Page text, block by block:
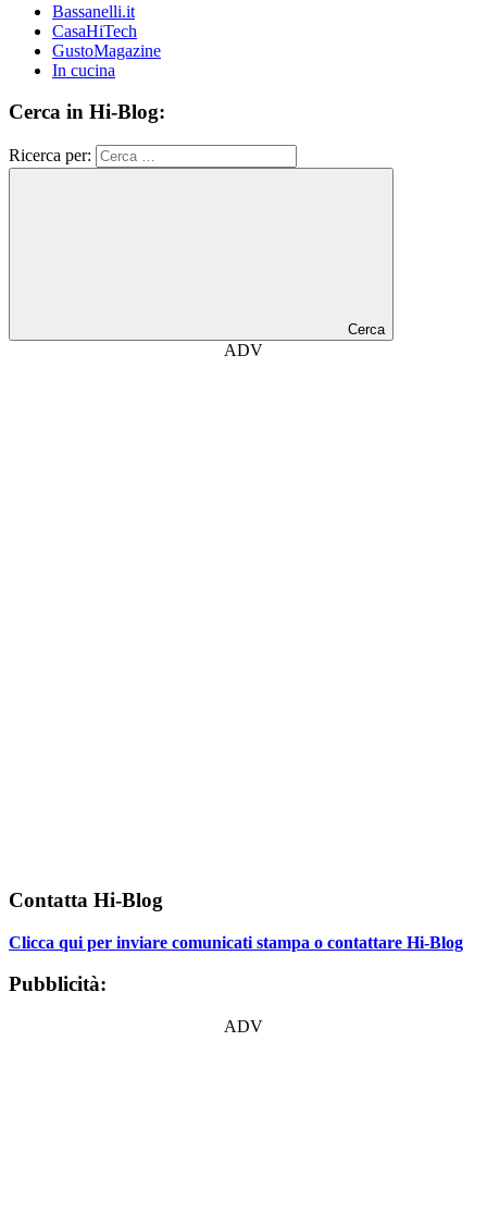
Bassanelli.it
CasaHiTech
GustoMagazine
In cucina
Cerca in Hi-Blog:
Ricerca per:
Cerca
ADV
Contatta Hi-Blog
Clicca qui per inviare comunicati stampa o contattare Hi-Blog
Pubblicità:
ADV